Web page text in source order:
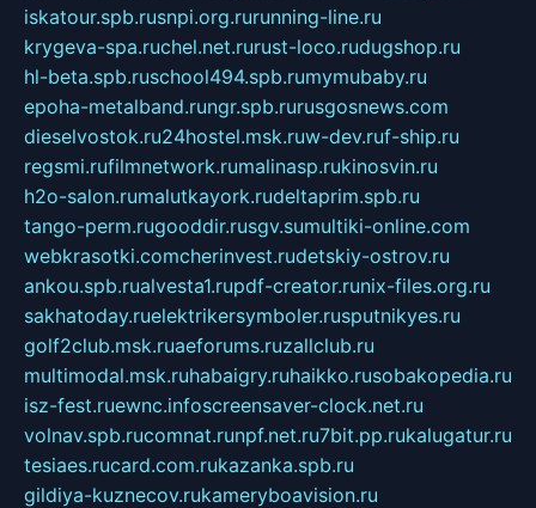
iskatour.spb.rusnpi.org.rurunning-line.ru
krygeva-spa.ruchel.net.rurust-loco.rudugshop.ru
hl-beta.spb.ruschool494.spb.rumymubaby.ru
epoha-metalband.rungr.spb.rurusgosnews.com
dieselvostok.ru24hostel.msk.ruw-dev.ruf-ship.ru
regsmi.rufilmnetwork.rumalinasp.rukinosvin.ru
h2o-salon.rumalutkayork.rudeltaprim.spb.ru
tango-perm.rugooddir.rusgv.sumultiki-online.com
webkrasotki.comcherinvest.rudetskiy-ostrov.ru
ankou.spb.rualvesta1.rupdf-creator.runix-files.org.ru
sakhatoday.ruelektrikersymboler.rusputnikyes.ru
golf2club.msk.ruaeforums.ruzallclub.ru
multimodal.msk.ruhabaigry.ruhaikko.rusobakopedia.ru
isz-fest.ruewnc.infoscreensaver-clock.net.ru
volnav.spb.rucomnat.runpf.net.ru7bit.pp.rukalugatur.ru
tesiaes.rucard.com.rukazanka.spb.ru
gildiya-kuznecov.rukameryboavision.ru